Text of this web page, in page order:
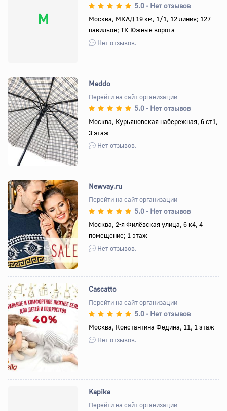
M
5.0 • Нет отзывов
Москва, МКАД 19 км, 1/1, 12 линия; 127
павильон; ТК Южные ворота
Нет отзывов.
Назад Вперед
Meddo
Перейти на сайт организации
5.0 • Нет отзывов
Москва, Курьяновская набережная, 6 ст1,
3 этаж
Нет отзывов.
Вперед
Newvay.ru
Перейти на сайт организации
5.0 • Нет отзывов
Москва, 2-я Филёвская улица, 6 к4, 4
помещение; 1 этаж
Нет отзывов.
Назад Вперед
Cascatto
Перейти на сайт организации
5.0 • Нет отзывов
Москва, Константина Федина, 11, 1 этаж
Нет отзывов.
Kapika
Перейти на сайт организации